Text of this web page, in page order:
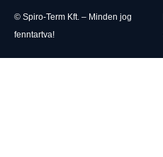
© Spiro-Term Kft. – Minden jog
fenntartva!